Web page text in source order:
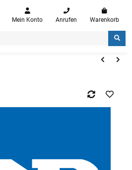
Mein Konto Anrufen Warenkorb